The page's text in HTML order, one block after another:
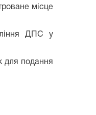
місце
ДПС у
для подання